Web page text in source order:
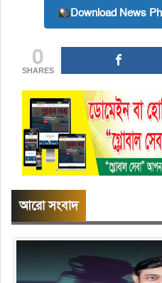
Download News
0
SHARES
আরো সংবাদ